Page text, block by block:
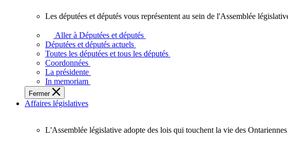
députées
députés
vous
représentent
sein
de
l'Assemblée
l'Ontario.
Les députées et députés vous représentent au sein de l'Assemblée
Aller à Députées et députés
Députées et députés actuels
Toutes les députées et tous les députés
Coordonnées
La présidente
In memoriam
Fermer
Affaires législatives
L'Assemblée législative adopte des lois qui touchent la vie des